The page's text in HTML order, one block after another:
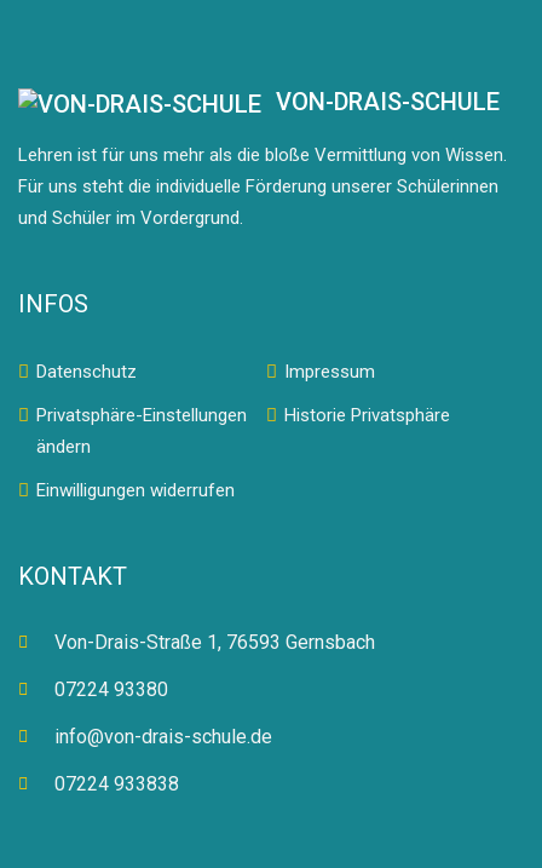
VON-DRAIS-SCHULE
Lehren ist für uns mehr als die bloße Vermittlung von Wissen.
Für uns steht die individuelle Förderung unserer Schülerinnen
und Schüler im Vordergrund.
INFOS
Datenschutz
Impressum
Privatsphäre-Einstellungen
ändern
Historie Privatsphäre
Einwilligungen widerrufen
KONTAKT
Von-Drais-Straße 1, 76593 Gernsbach
07224 93380
info@von-drais-schule.de
07224 933838